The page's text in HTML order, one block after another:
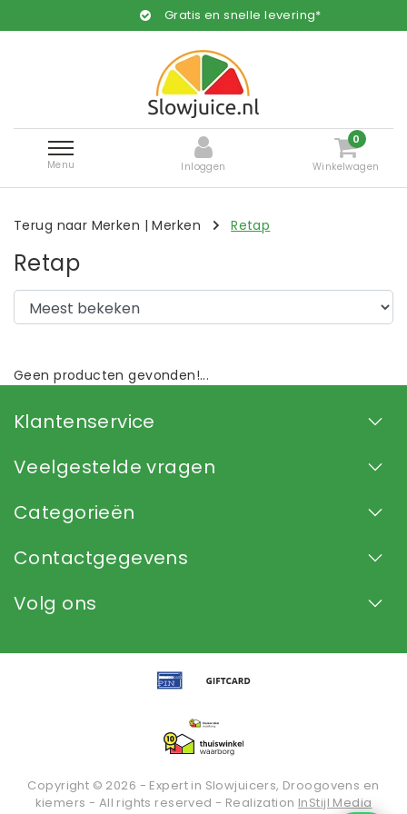
Gratis en snelle levering*
Menu Inloggen
0
Winkelwagen
Terug naar Merken |Merken Retap
Retap
Geen producten gevonden!...
Klantenservice
Veelgestelde vragen
Categorieën
Contactgegevens
Volg ons
Copyright © 2026 - Expert in Slowjuicers, Droogovens en
kiemers - All rights reserved - Realization InStijl Media